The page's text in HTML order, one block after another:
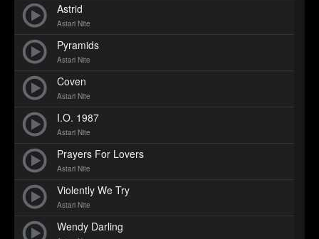
►
►
Astrid
Astari Nite
Pyramids
Astari Nite
Coven
Astari Nite
I.O. 1987
Astari Nite
Prayers For Lovers
Astari Nite
Violently We Try
Astari Nite
Wendy Darling